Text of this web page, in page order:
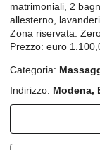
matrimoniali, 2
allesterno,
Zona riservata.
Prezzo: euro
Categoria:
Indirizzo: Modena,